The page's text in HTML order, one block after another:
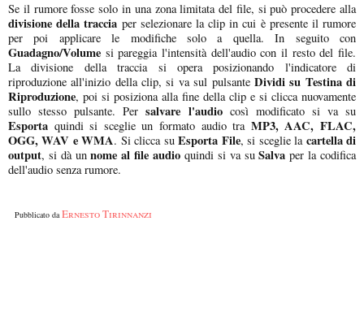
Se il rumore fosse solo in una zona limitata del file, si può procedere alla
divisione della traccia per selezionare la clip in cui è presente il rumore
per poi applicare le modifiche solo a quella. In seguito con
Guadagno/Volume si pareggia l'intensità dell'audio con il resto del file.
La divisione della traccia si opera posizionando l'indicatore di
riproduzione all'inizio della clip, si va sul pulsante Dividi su Testina di
Riproduzione, poi si posiziona alla fine della clip e si clicca nuovamente
sullo stesso pulsante. Persalvare l'audiocosì modificato si va su
Esporta quindi si sceglie un formato audio tra MP3, AAC, FLAC,
OGG, WAV e WMA. Si clicca suEsporta File, si sceglie la cartella di
output, si dà unnome al file audio quindi si va suSalva per la codifica
dell'audio senza rumore.
Pubblicato daErnesto Tirinnanzi